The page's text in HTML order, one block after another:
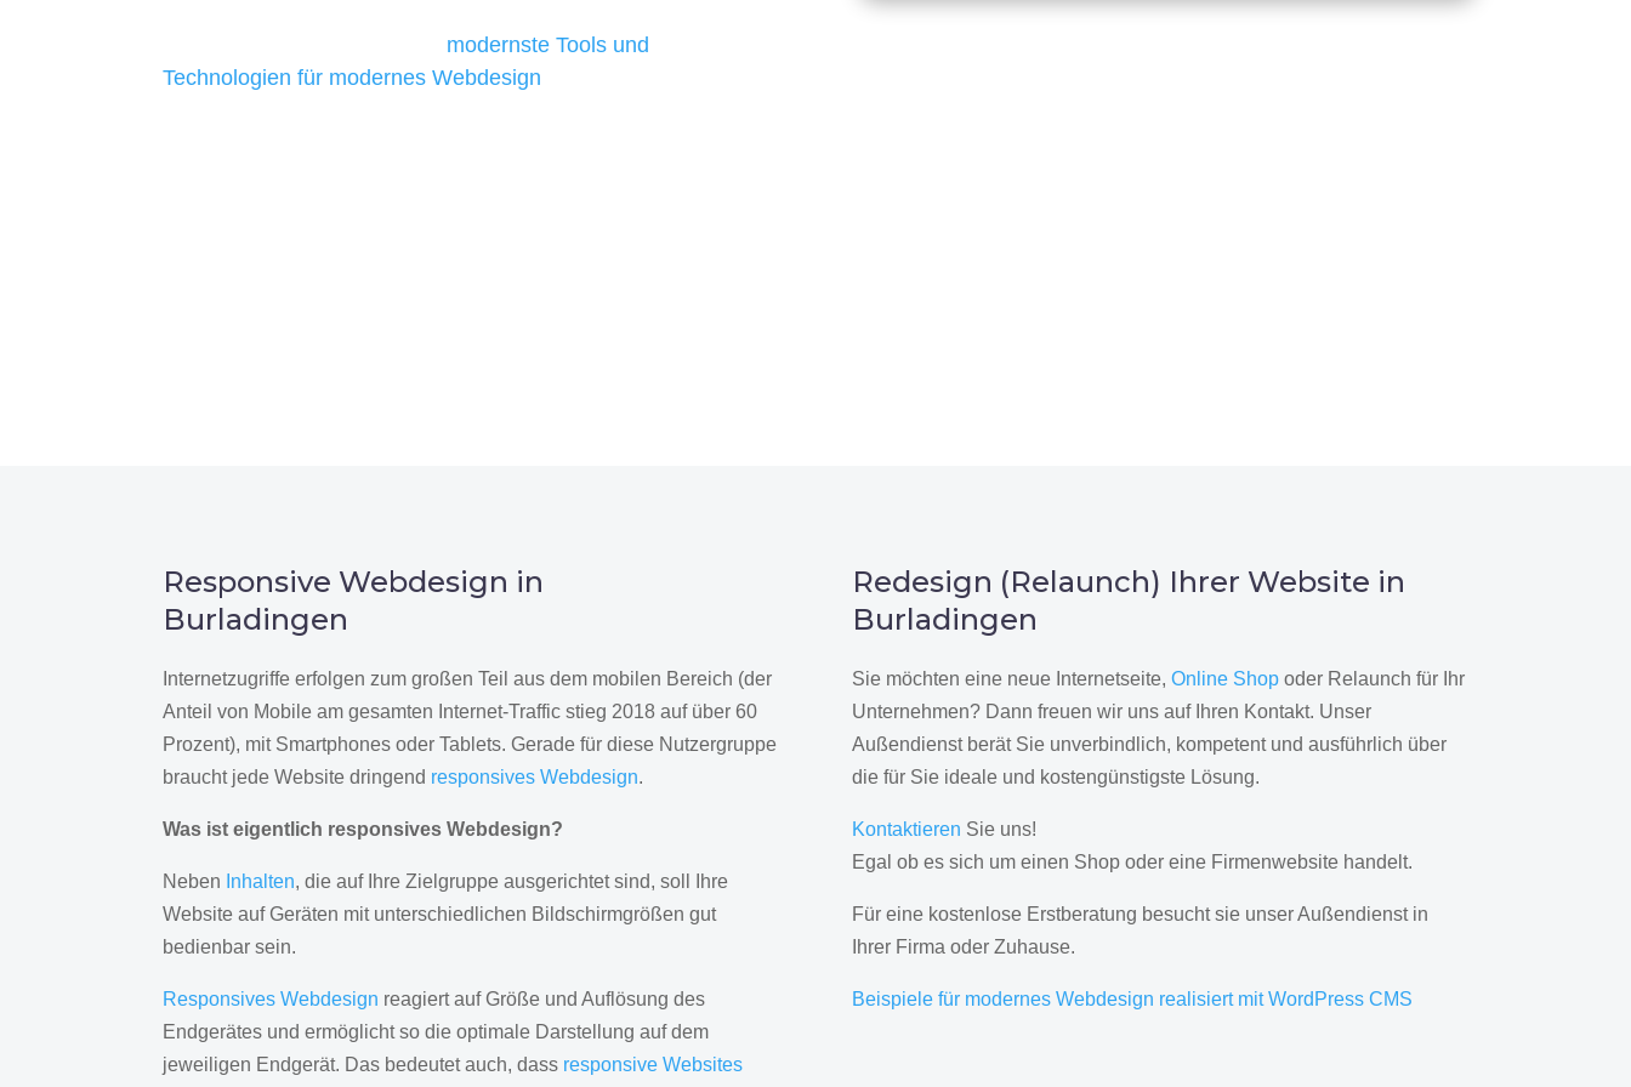
modernste Tools und
Technologien für modernes Webdesign
Responsive Webdesign in
Burladingen
Internetzugriffe erfolgen zum großen Teil aus dem mobilen Bereich (der
Anteil von Mobile am gesamten Internet-Traffic stieg 2018 auf über 60
Prozent), mit Smartphones oder Tablets. Gerade für diese Nutzergruppe
braucht jede Website dringend responsives Webdesign.
Was ist eigentlich responsives Webdesign?
Neben Inhalten, die auf Ihre Zielgruppe ausgerichtet sind, soll Ihre
Website auf Geräten mit unterschiedlichen Bildschirmgrößen gut
bedienbar sein.
Responsives Webdesign reagiert auf Größe und Auflösung des
Endgerätes und ermöglicht so die optimale Darstellung auf dem
jeweiligen Endgerät. Das bedeutet auch, dass responsive Websites
Redesign (Relaunch) Ihrer Website in
Burladingen
Sie möchten eine neue Internetseite, Online Shopoder Relaunch für Ihr
Unternehmen? Dann freuen wir uns auf Ihren Kontakt. Unser
Außendienst berät Sie unverbindlich, kompetent und ausführlich über
die für Sie ideale und kostengünstigste Lösung.
Kontaktieren Sie uns!
Egal ob es sich um einen Shop oder eine Firmenwebsite handelt.
Für eine kostenlose Erstberatung besucht sie unser Außendienst in
Ihrer Firma oder Zuhause.
Beispiele für modernes Webdesign realisiert mit WordPress CMS